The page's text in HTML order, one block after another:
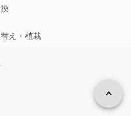
強い弁理士
弁理士
務所・弁理士
撮りの出張撮影
張撮影
え・植栽